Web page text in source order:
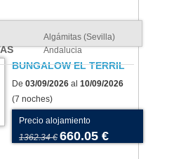
Algámitas (Sevilla)
Andalucia
BUNGALOW EL TERRIL
De 03/09/2026 al 10/09/2026
(7 noches)
Precio alojamiento
1362.34 € 660.05 €